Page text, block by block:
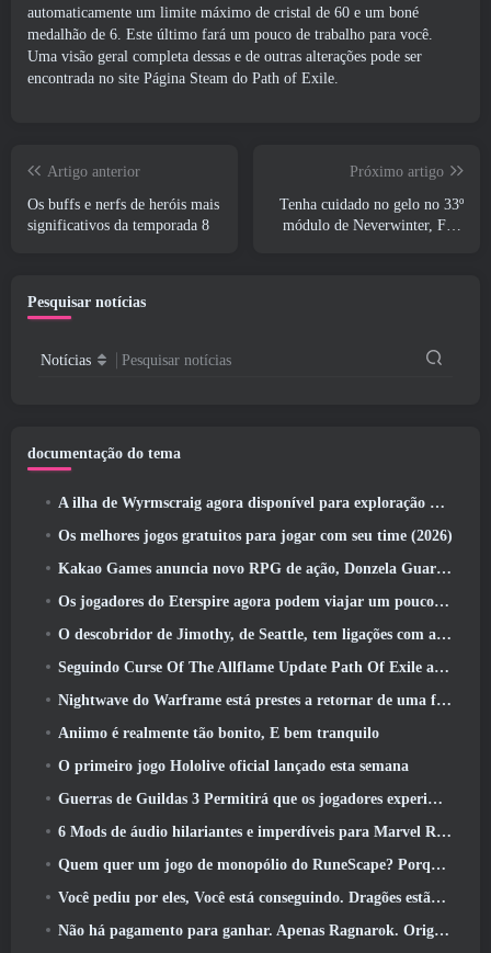
automaticamente um limite máximo de cristal de 60 e um boné
medalhão de 6. Este último fará um pouco de trabalho para você.
Uma visão geral completa dessas e de outras alterações pode ser
encontrada no site Página Steam do Path of Exile.
Artigo anterior
Os buffs e nerfs de heróis mais
significativos da temporada 8
Próximo artigo
Tenha cuidado no gelo no 33º
módulo de Neverwinter, Frio
Pesquisar notícias
Notícias Pesquisar notícias
documentação do tema
A ilha de Wyrmscraig agora disponível para exploração no RuneScape da velha escola
Os melhores jogos gratuitos para jogar com seu time (2026)
Kakao Games anuncia novo RPG de ação, Donzela Guardiã
Os jogadores do Eterspire agora podem viajar um pouco no tempo… como um deleite
O descobridor de Jimothy, de Seattle, tem ligações com a ArenaNet, Então é claro que eles estão adicionando isso ao Guild Wars 2
Seguindo Curse Of The Allflame Update Path Of Exile anuncia várias mudanças com base no feedback
Nightwave do Warframe está prestes a retornar de uma forma chocante
Aniimo é realmente tão bonito, E bem tranquilo
O primeiro jogo Hololive oficial lançado esta semana
Guerras de Guildas 3 Permitirá que os jogadores experimentem o mundo de Tyria antes que os Elder Dragons acordem
6 Mods de áudio hilariantes e imperdíveis para Marvel Rivals
Quem quer um jogo de monopólio do RuneScape? Porque um está a caminho
Você pediu por eles, Você está conseguindo. Dragões estão chegando a Albion Online
Não há pagamento para ganhar. Apenas Ragnarok. Origin Classic é lançado em julho 23